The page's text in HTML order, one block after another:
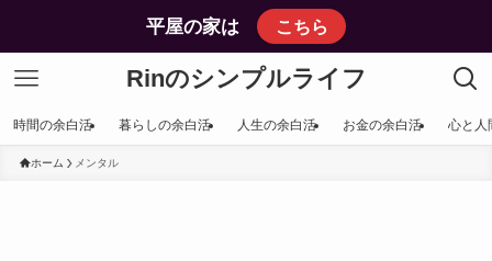
平屋の家は こちら
Rinのシンプルライフ
時間の余白活 暮らしの余白活 人生の余白活 お金の余白活 心と人
ホーム メンタル